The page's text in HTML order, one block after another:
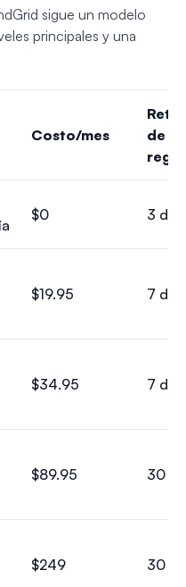
sigue un modelo
principales y una
Costo/mes
de
$0 3 días
$19.95 7 días
$34.95 7 días
$89.95 30
$249 30